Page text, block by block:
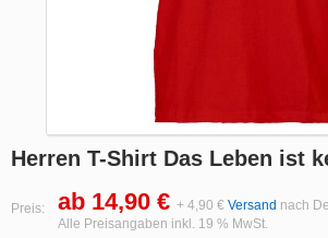
Herren T-Shirt Das Leben ist
Preis: ab 14,90 € + 4,90 € Versand nach
Alle Preisangaben inkl. 19 % MwSt.